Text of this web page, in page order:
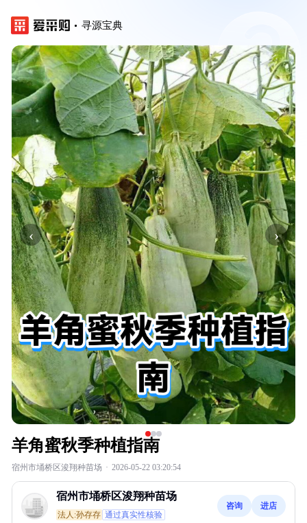
寻源宝典
‹ ›
羊角蜜秋季种植指南
宿州市埇桥区浚翔种苗场 · 2026-05-22 03:20:54
宿州市埇桥区浚翔种苗场
法人:孙存存 通过真实性核验
咨询 进店